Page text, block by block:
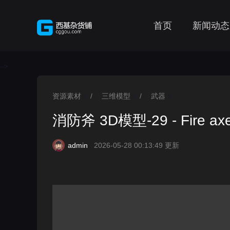
首页 新闻动态
-->
资源素材 / 三维模型 / 武器
消防斧 3D模型-29 - Fire
admin 2026-05-28 00:13:49 更新